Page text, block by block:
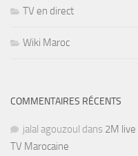
TV en direct
Wiki Maroc
COMMENTAIRES RÉCENTS
jalal agouzoul dans 2M live
TV Marocaine